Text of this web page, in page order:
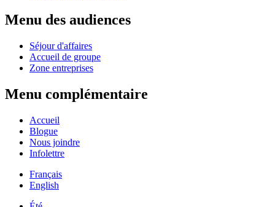
Menu des audiences
Séjour d'affaires
Accueil de groupe
Zone entreprises
Menu complémentaire
Accueil
Blogue
Nous joindre
Infolettre
Français
English